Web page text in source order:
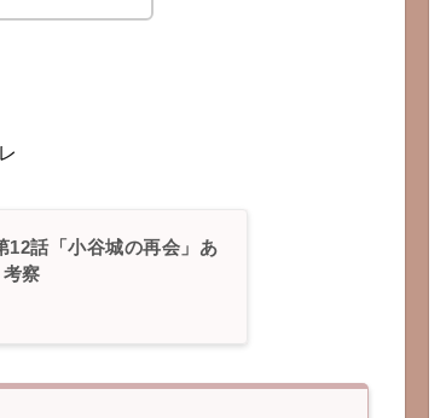
12話「小谷城の再会」あ
察